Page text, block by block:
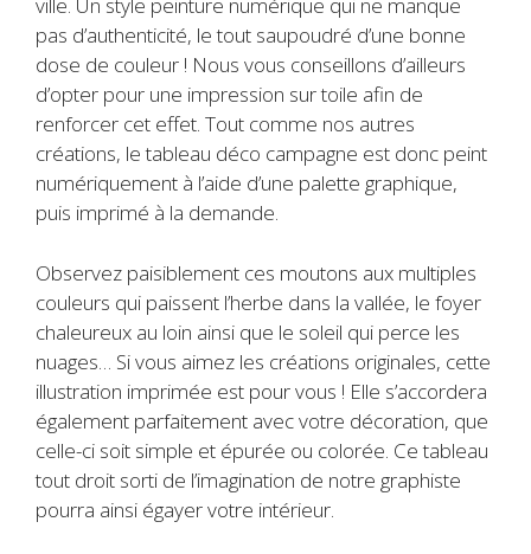
pas d’authenticité, le tout saupoudré d’une bonne
dose de couleur ! Nous vous conseillons d’ailleurs
d’opter pour une impression sur toile afin de
renforcer cet effet. Tout comme nos autres
créations, le tableau déco campagne est donc peint
numériquement à l’aide d’une palette graphique,
puis imprimé à la demande.
Observez paisiblement ces moutons aux multiples
couleurs qui paissent l’herbe dans la vallée, le foyer
chaleureux au loin ainsi que le soleil qui perce les
nuages… Si vous aimez les créations originales, cette
illustration imprimée est pour vous ! Elle s’accordera
également parfaitement avec votre décoration, que
celle-ci soit simple et épurée ou colorée. Ce tableau
tout droit sorti de l’imagination de notre graphiste
pourra ainsi égayer votre intérieur.